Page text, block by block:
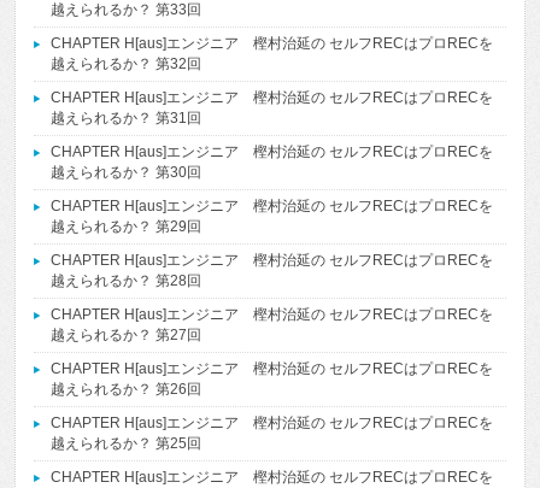
越えられるか？ 第33回
CHAPTER H[aus]エンジニア 樫村治延の セルフRECはプロRECを
越えられるか？ 第32回
CHAPTER H[aus]エンジニア 樫村治延の セルフRECはプロRECを
越えられるか？ 第31回
CHAPTER H[aus]エンジニア 樫村治延の セルフRECはプロRECを
越えられるか？ 第30回
CHAPTER H[aus]エンジニア 樫村治延の セルフRECはプロRECを
越えられるか？ 第29回
CHAPTER H[aus]エンジニア 樫村治延の セルフRECはプロRECを
越えられるか？ 第28回
CHAPTER H[aus]エンジニア 樫村治延の セルフRECはプロRECを
越えられるか？ 第27回
CHAPTER H[aus]エンジニア 樫村治延の セルフRECはプロRECを
越えられるか？ 第26回
CHAPTER H[aus]エンジニア 樫村治延の セルフRECはプロRECを
越えられるか？ 第25回
CHAPTER H[aus]エンジニア 樫村治延の セルフRECはプロRECを